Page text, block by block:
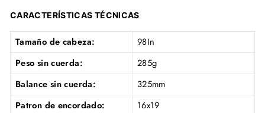
CARACTERÍSTICAS TÉCNICAS
Tamaño de cabeza:
98In
Peso sin cuerda:
285g
Balance sin cuerda:
325mm
Patron de encordado:
16x19